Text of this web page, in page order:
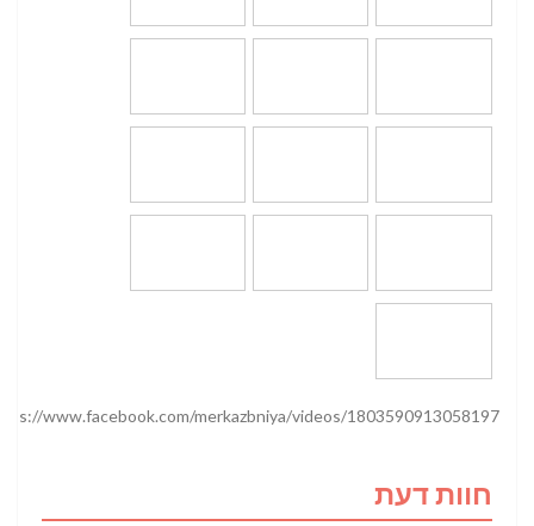
www.facebook.com/merkazbniya/videos/1803590913058197/
חוות דעת